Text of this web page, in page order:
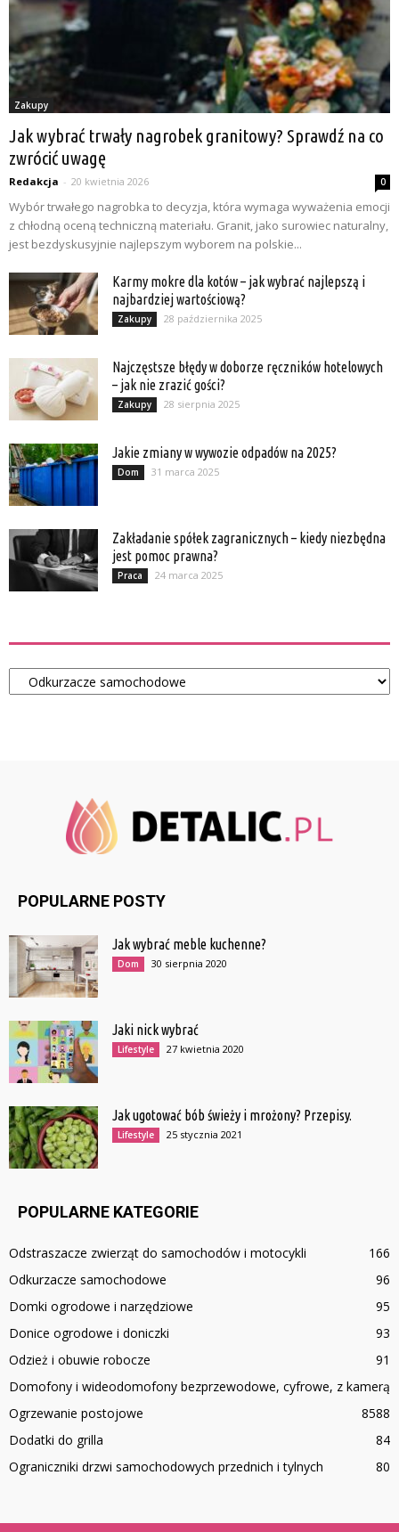
Zakupy
Jak wybrać trwały nagrobek granitowy? Sprawdź na co
zwrócić uwagę
Redakcja - 20 kwietnia 2026 0
Wybór trwałego nagrobka to decyzja, która wymaga wyważenia emocji
z chłodną oceną techniczną materiału. Granit, jako surowiec naturalny,
jest bezdyskusyjnie najlepszym wyborem na polskie...
Karmy mokre dla kotów – jak wybrać najlepszą i
najbardziej wartościową?
Zakupy 28 października 2025
Najczęstsze błędy w doborze ręczników hotelowych
– jak nie zrazić gości?
Zakupy 28 sierpnia 2025
Jakie zmiany w wywozie odpadów na 2025?
Dom 31 marca 2025
Zakładanie spółek zagranicznych – kiedy niezbędna
jest pomoc prawna?
Praca 24 marca 2025
Kategorie
POPULARNE POSTY
Jak wybrać meble kuchenne?
Dom 30 sierpnia 2020
Jaki nick wybrać
Lifestyle 27 kwietnia 2020
Jak ugotować bób świeży i mrożony? Przepisy.
Lifestyle 25 stycznia 2021
POPULARNE KATEGORIE
Odstraszacze zwierząt do samochodów i motocykli
166
Odkurzacze samochodowe
96
Domki ogrodowe i narzędziowe
95
Donice ogrodowe i doniczki
93
Odzież i obuwie robocze
91
Domofony i wideodomofony bezprzewodowe, cyfrowe, z kamerą
88
Ogrzewanie postojowe
85
Dodatki do grilla
84
Ograniczniki drzwi samochodowych przednich i tylnych
80